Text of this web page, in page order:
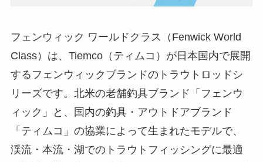
フェンウィック ワールドクラス（Fenwick World
Class）は、Tiemco（ティムコ）が日本国内で展開
するフェンウィックブランドのトラウトロッドシ
リーズです。北米の老舗釣具ブランド「フェンウ
ィック」と、国内の釣具・アウトドアブランド
「ティムコ」の協業によって生まれたモデルで、
渓流・本流・湖でのトラウトフィッシングに最適